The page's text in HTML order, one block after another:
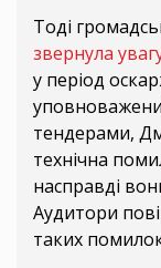
Тоді
звернула
у період
тендерами,
технічна
насправді
Аудитори
таких